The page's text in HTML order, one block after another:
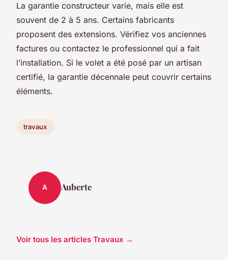
La garantie constructeur varie, mais elle est
souvent de 2 à 5 ans. Certains fabricants
proposent des extensions. Vérifiez vos anciennes
factures ou contactez le professionnel qui a fait
l’installation. Si le volet a été posé par un artisan
certifié, la garantie décennale peut couvrir certains
éléments.
travaux
A Auberte
Voir tous les articles Travaux →